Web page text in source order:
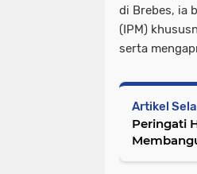
di Brebes, ia
(IPM)
serta
Artikel
Peringati